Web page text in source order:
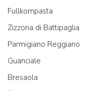
Fullkornpasta
Zizzona di Battipaglia
Parmigiano Reggiano
Guanciale
Bresaola